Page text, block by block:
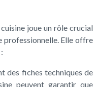
joue un rôle crucial
professionnelle. Elle offre
des fiches techniques de
peuvent garantir que